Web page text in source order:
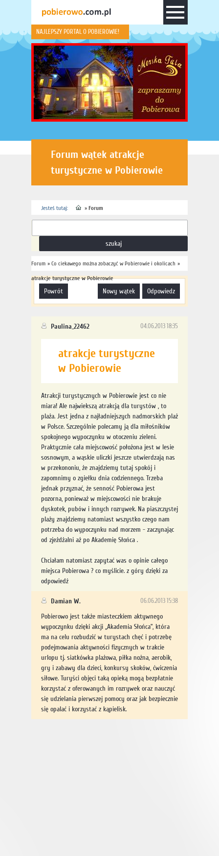
NAJLEPSZY PORTAL O POBIEROWIE!
Forum wątek atrakcje
turystyczne w Pobierowie
Jesteś tutaj: » Forum
Forum » Co ciekawego można zobaczyć w Pobierowie i okolicach »
atrakcje turystyczne w Pobierowie
powrót odpowiedz
nowy wątek
04.06.2013 18:35
Paulina_22462
atrakcje turystyczne
w Pobierowie
Atrakcji turystycznych w Pobierowie jest co nie
miara! Ale najwiekszą atrakcją dla turystów , to
plaża. Jest jedna z najładniejszych nadmorskich plaż
w Polsce. Szczególnie polecamy ją dla miłośników
spokojnego wypoczynku w otoczeniu zieleni.
Praktycznie cała miejscowość położona jest w lesie
sosnowym, a wąskie uliczki jeszcze utwierdzają nas
w przekononiu, że znajdziemy tutaj spokój i
zapomnimy o zgiełku dnia codziennego. Trzeba
jednak przyznać, że senność Pobierowa jest
pozorna, ponieważ w miejscowości nie brakuje
dyskotek, pubów i innych rozrywek. Na piaszczystej
plaży znajdziemy natomiast wszystko czego nam
potrzeba do wypoczynku nad morzem - zaczynając
od zjeżdżalni aż po Akademię Słońca .
Chciałam natomiast zapytać was o opinie całego
miejsca Pobierowa ? co myślicie. z góry dzięki za
odpowiedź
06.06.2013 15:38
Damian W.
Pobierowo jest także miasteczkiem aktywnego
wypoczynku dzięki akcji „Akademia Słońca”, która
ma na celu rozbudzić w turystach chęć i potrzebę
podejmowania aktywności fizycznych w trakcie
urlopu tj. siatkówka plażowa, piłka nożna, aerobik,
gry i zabawy dla dzieci, konkursy skoków, ćwiczenia
siłowe. Turyści objęci taką opieką mogą bezpłatnie
korzystać z oferowanych im rozrywek oraz nauczyć
się udzielania pierwszej pomocy oraz jak bezpiecznie
się opalać i korzystać z kąpielisk.